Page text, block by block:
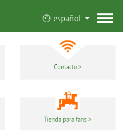
español
Contacto
Tienda para fans